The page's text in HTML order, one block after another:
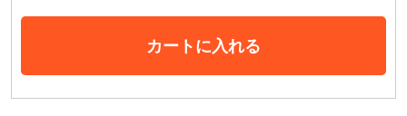
カートに入れる